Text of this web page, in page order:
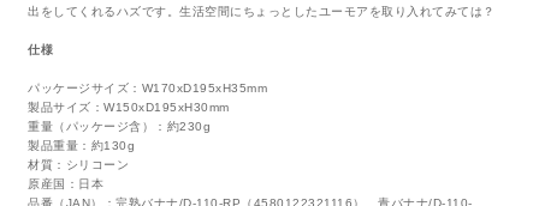
出をしてくれるハズです。生活空間にちょっとしたユーモアを取り入れてみては？
仕様
パッケージサイズ：W170xD195xH35mm
製品サイズ：W150xD195xH30mm
重量（パッケージ含）：約230g
製品重量：約130g
材質：シリコーン
原産国：日本
品番（JAN）：完熟バナナ/D-110-RP（4580122321116）、青バナナ/D-110-